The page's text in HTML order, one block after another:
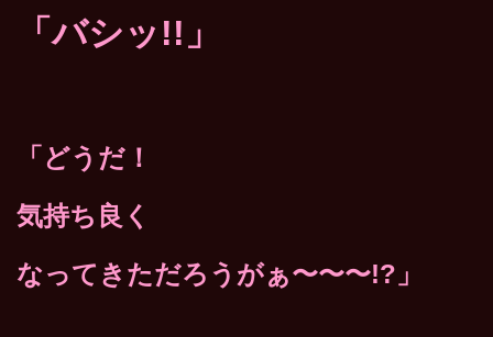
「バシッ!!」
「どうだ！
気持ち良く
なってきただろうがぁ〜〜〜!?」